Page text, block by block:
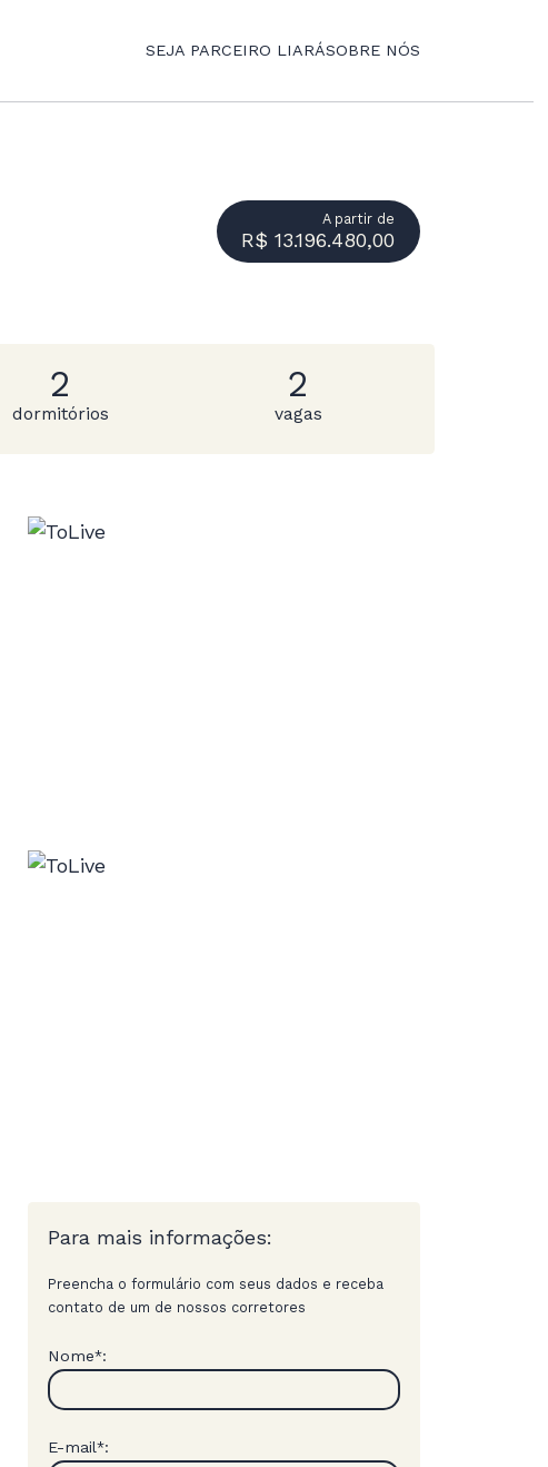
SEJA PARCEIRO LIARÁSOBRE NÓS
A partir de
R$ 13.196.480,00
2
dormitórios
2
vagas
Para mais informações:
Preencha o formulário com seus dados e receba
contato de um de nossos corretores
Nome*:
E-mail*: